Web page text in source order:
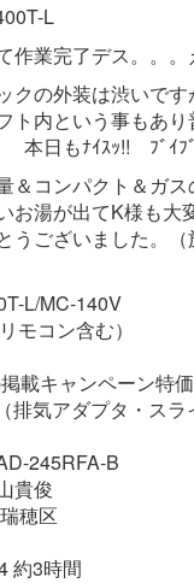
L
作業完了デス。。。
クの外装は渋いです
ト内という事もあ
日もﾅｲｽｯ!! ﾌﾞｲﾌ
＆コンパクト＆ガス
お湯が出てK様も大
うございました。
L/MC-140V
モコン含む）
載キャンペーン特
排気アダプタ・スラ
245RFA-B
貴俊
穂区
約3時間